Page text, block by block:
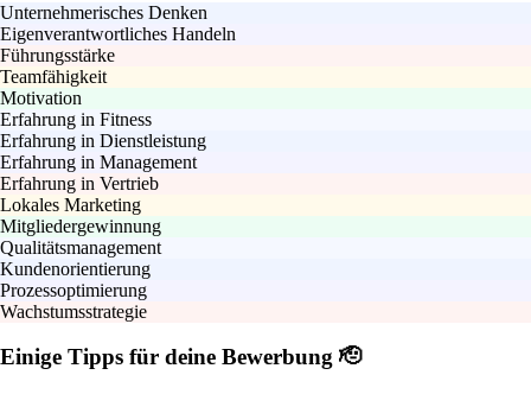
Unternehmerisches Denken
Eigenverantwortliches Handeln
Führungsstärke
Teamfähigkeit
Motivation
Erfahrung in Fitness
Erfahrung in Dienstleistung
Erfahrung in Management
Erfahrung in Vertrieb
Lokales Marketing
Mitgliedergewinnung
Qualitätsmanagement
Kundenorientierung
Prozessoptimierung
Wachstumsstrategie
Einige Tipps für deine Bewerbung 🫡